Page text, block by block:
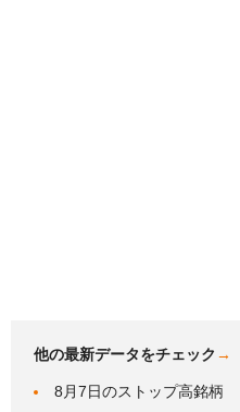
他の最新データをチェック →
8月7日のストップ高銘柄